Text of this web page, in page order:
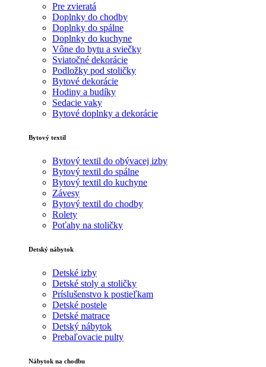
Pre zvieratá
Doplnky do chodby
Doplnky do spálne
Doplnky do kuchyne
Vône do bytu a sviečky
Sviatočné dekorácie
Podložky pod stoličky
Bytové dekorácie
Hodiny a budíky
Sedacie vaky
Bytové doplnky a dekorácie
Bytový textil
Bytový textil do obývacej izby
Bytový textil do spálne
Bytový textil do kuchyne
Závesy
Bytový textil do chodby
Rolety
Poťahy na stoličky
Detský nábytok
Detské izby
Detské stoly a stoličky
Príslušenstvo k postieľkam
Detské postele
Detské matrace
Detský nábytok
Prebaľovacie pulty
Nábytok na chodbu